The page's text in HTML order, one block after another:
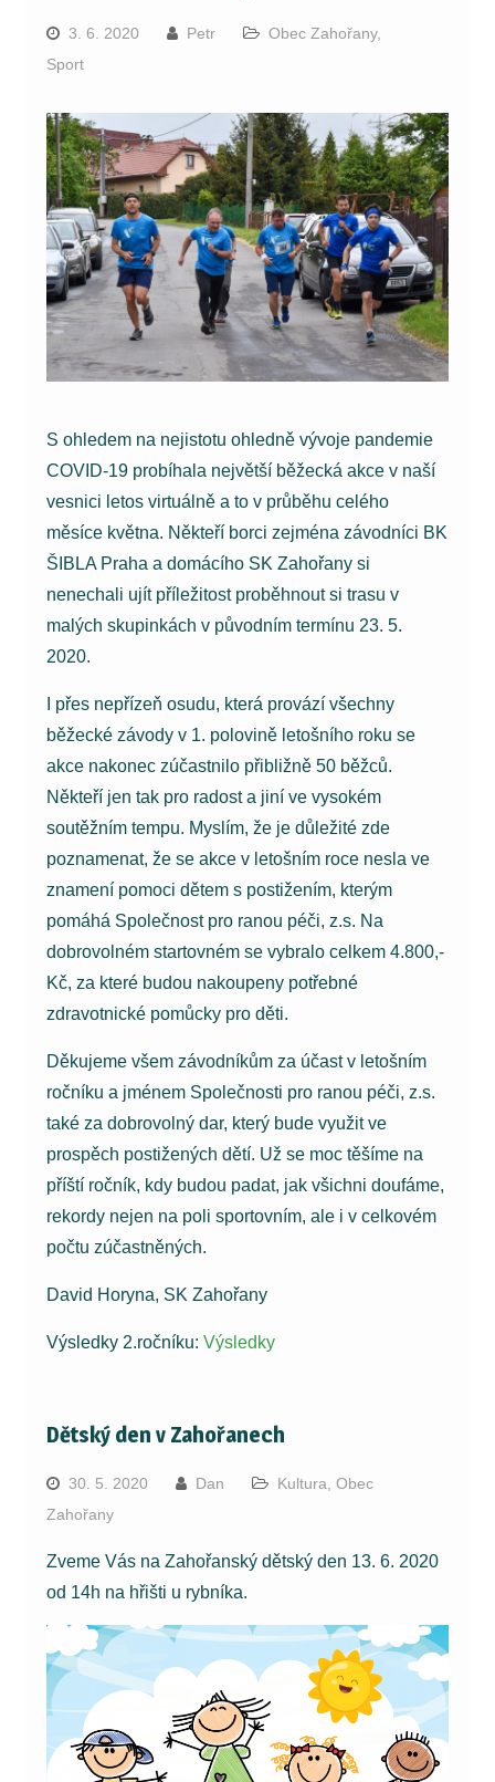
3. 6. 2020 Petr Obec Zahořany,
Sport
S ohledem na nejistotu ohledně vývoje pandemie
COVID-19 probíhala největší běžecká akce v naší
vesnici letos virtuálně a to v průběhu celého
měsíce května. Někteří borci zejména závodníci BK
ŠIBLA Praha a domácího SK Zahořany si
nenechali ujít příležitost proběhnout si trasu v
malých skupinkách v původním termínu 23. 5.
2020.
I přes nepřízeň osudu, která provází všechny
běžecké závody v 1. polovině letošního roku se
akce nakonec zúčastnilo přibližně 50 běžců.
Někteří jen tak pro radost a jiní ve vysokém
soutěžním tempu. Myslím, že je důležité zde
poznamenat, že se akce v letošním roce nesla ve
znamení pomoci dětem s postižením, kterým
pomáhá Společnost pro ranou péči, z.s. Na
dobrovolném startovném se vybralo celkem 4.800,-
Kč, za které budou nakoupeny potřebné
zdravotnické pomůcky pro děti.
Děkujeme všem závodníkům za účast v letošním
ročníku a jménem Společnosti pro ranou péči, z.s.
také za dobrovolný dar, který bude využit ve
prospěch postižených dětí. Už se moc těšíme na
příští ročník, kdy budou padat, jak všichni doufáme,
rekordy nejen na poli sportovním, ale i v celkovém
počtu zúčastněných.
David Horyna, SK Zahořany
Výsledky 2.ročníku: Výsledky
Dětský den v Zahořanech
30. 5. 2020 Dan Kultura Obec
Zahořany
Zveme Vás na Zahořanský dětský den 13. 6. 2020
od 14h na hřišti u rybníka.